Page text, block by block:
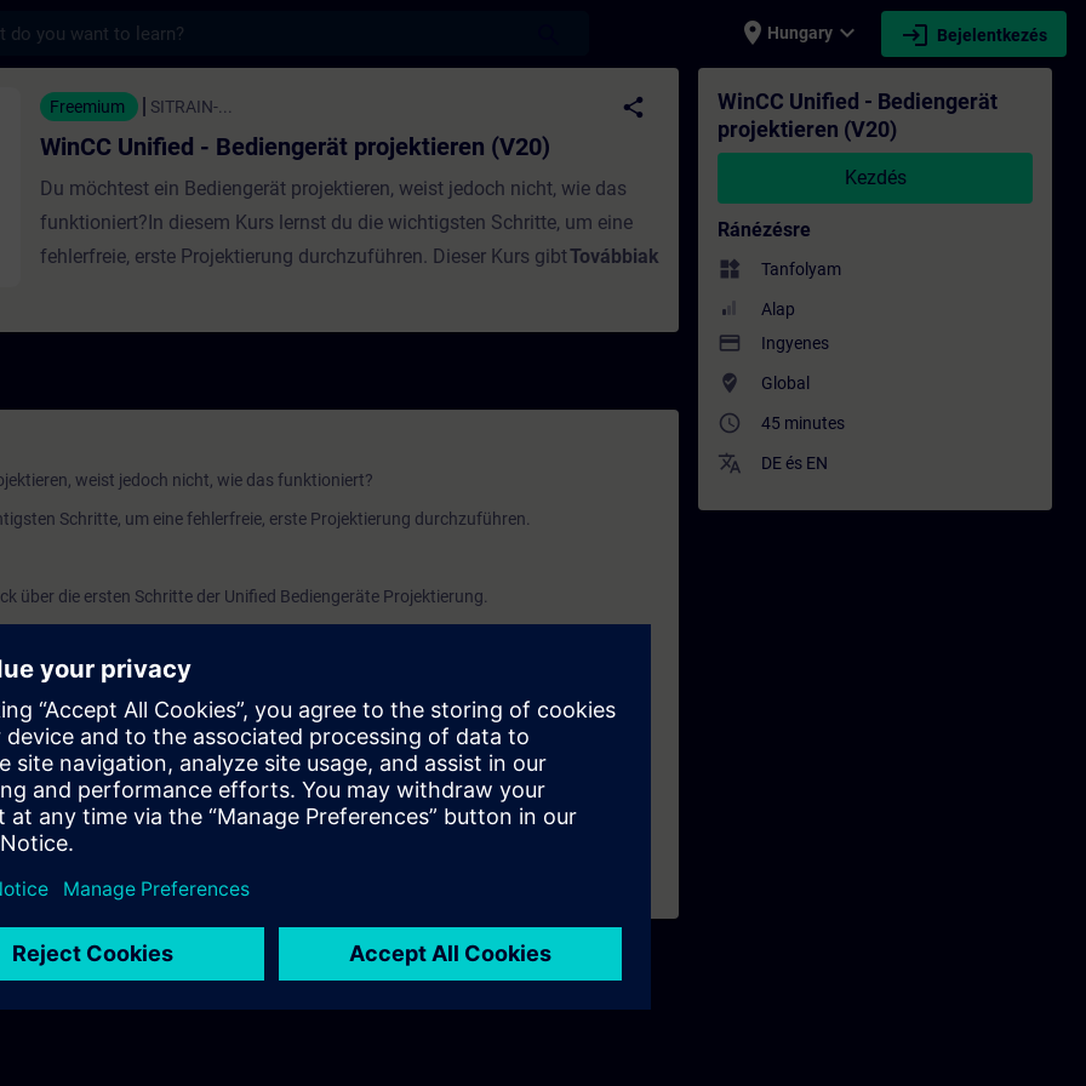
place Hungary expand_more login Bejelentkezés
- Bediengerät projektieren (V20) - Képzés - Képzés - Szakmai fejlődés |
Freemium SITRAIN-... share
WinCC Unified - Bediengerät projektieren (V20)
Du möchtest ein Bediengerät projektieren, weist jedoch nicht, wie das
funktioniert?In diesem Kurs lernst du die wichtigsten Schritte, um eine
fehlerfreie, erste Projektierung durchzuführen. Dieser Kurs gibt dir einen
PanelsWinCC Unified PC Runtime V20
Továbbiak
weist jedoch nicht, wie das funktioniert?
Schritte, um eine fehlerfreie, erste Projektierung durchzuführen.
über die ersten Schritte der Unified Bediengeräte Projektierung.
die vornehmen muss, wie du ein Unified Bediengerät oder ein PC-System deinem
und Runtime-Einstellen vorzunehmen sind und wie du eine erste Verbindung zu
V20
V20
WinCC Unified - Bediengerät
projektieren (V20)
Kezdés
Ránézésre
widgets Tanfolyam
Alap
payment Ingyenes
where_to_vote Global
access_time 45 minutes
translate DE és EN